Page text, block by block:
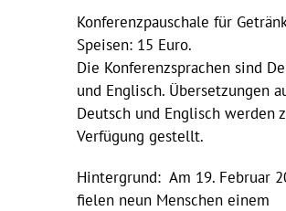
Konferenzpauschale für
Speisen: 15 Euro.
Die Konferenzsprachen sind
und Englisch. Übersetzungen
Deutsch und Englisch werden
Verfügung gestellt.
Hintergrund: Am 19. Februar
fielen neun Menschen einem